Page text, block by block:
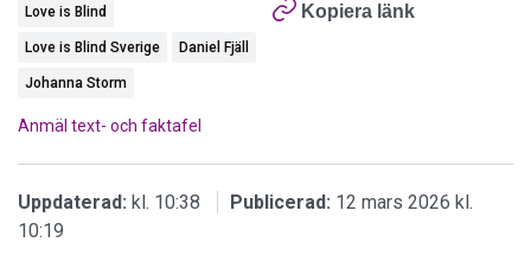
Kopiera länk
Love is Blind
Love is Blind Sverige Daniel Fjäll
Johanna Storm
Anmäl text- och faktafel
Uppdaterad: kl. 10:38 Publicerad: 12 mars 2026 kl.
10:19